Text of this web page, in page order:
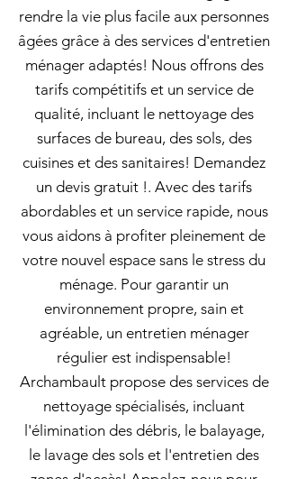
rendre la vie plus facile aux personnes
âgées grâce à des services d'entretien
ménager adaptés! Nous offrons des
tarifs compétitifs et un service de
qualité, incluant le nettoyage des
surfaces de bureau, des sols, des
cuisines et des sanitaires! Demandez
un devis gratuit !. Avec des tarifs
abordables et un service rapide, nous
vous aidons à profiter pleinement de
votre nouvel espace sans le stress du
ménage. Pour garantir un
environnement propre, sain et
agréable, un entretien ménager
régulier est indispensable!
Archambault propose des services de
nettoyage spécialisés, incluant
l'élimination des débris, le balayage,
le lavage des sols et l'entretien des